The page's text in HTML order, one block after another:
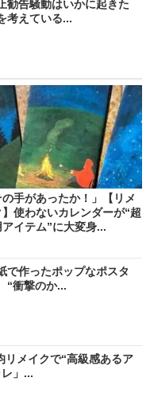
勧告騒動はいかに起きた
考えている...
の手があったか！」【リメ
】使わないカレンダーが“超
イテム”に大変身...
で作ったポップなポスタ
衝撃のか...
メイクで“高級感あるア
」...